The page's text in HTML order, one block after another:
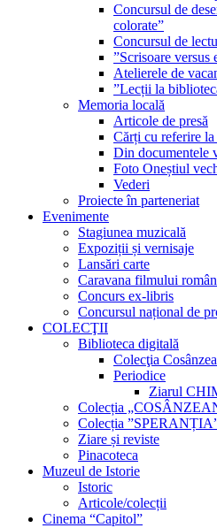
Concursul de
colorate”
Concursul de
”Scrisoare versus
Atelierele de
”Lecții la
Memoria locală
Articole de presă
Cărți cu referire la
Din documentele
Foto Oneștiul
Vederi
Proiecte în parteneriat
Evenimente
Stagiunea muzicală
Expoziții și vernisaje
Lansări carte
Caravana filmului
Concurs ex-libris
Concursul național de
COLECŢII
Biblioteca digitală
Colecţia
Periodice
Ziarul
Colecția
Colecția
Ziare și reviste
Pinacoteca
Muzeul de Istorie
Istoric
Articole/colecții
Cinema “Capitol”